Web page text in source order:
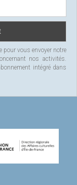
pour vous envoyer notre
nos activités.
intégré dans